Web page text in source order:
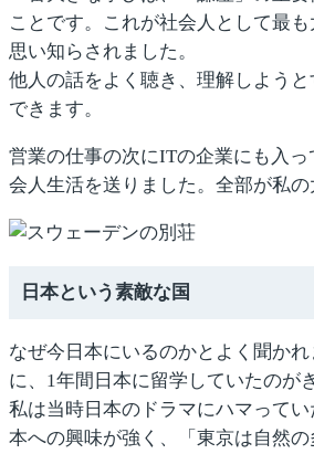
ことです。これが社会人として最
思い知らされました。
他人の話をよく聴き、理解しよう
できます。
営業の仕事の次にITの企業にも入
会人生活を送りました。全部が私の
日本という素敵な国
なぜ今日本にいるのかとよく聞か
に、1年間日本に留学していたのが
私は当時日本のドラマにハマって
本への興味が強く、「東京は自然